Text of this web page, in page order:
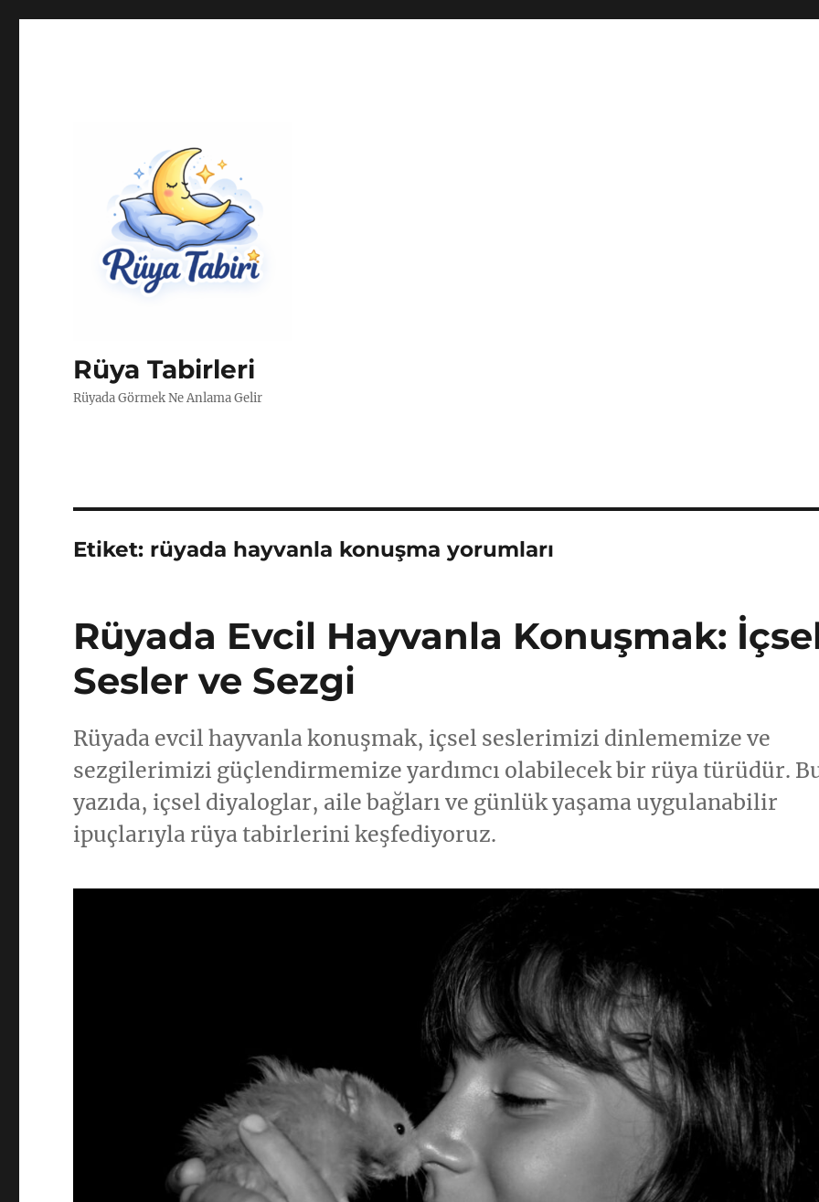
Rüya Tabirleri
Rüyada Görmek Ne Anlama Gelir
Etiket: rüyada hayvanla konuşma yorumları
Rüyada Evcil Hayvanla Konuşmak:
Sesler ve Sezgi
Rüyada evcil hayvanla konuşmak, içsel seslerimizi dinlememize ve
sezgilerimizi güçlendirmemize yardımcı olabilecek bir rüya türüdür.
yazıda, içsel diyaloglar, aile bağları ve günlük yaşama uygulanabilir
ipuçlarıyla rüya tabirlerini keşfediyoruz.